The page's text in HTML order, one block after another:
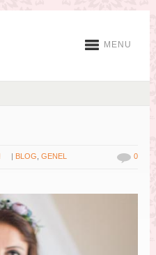
MENU
| BLOG ,GENEL 0